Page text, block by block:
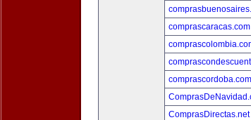
comprascaracas.com
comprascordoba.com
ComprasDirectas.net